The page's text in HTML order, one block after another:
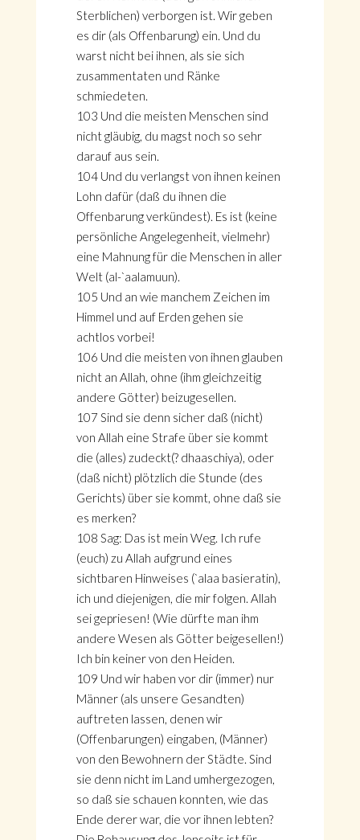
Sterblichen) verborgen ist. Wir geben
es dir (als Offenbarung) ein. Und du
warst nicht bei ihnen, als sie sich
zusammentaten und Ränke
schmiedeten.
103 Und die meisten Menschen sind
nicht gläubig, du magst noch so sehr
darauf aus sein.
104 Und du verlangst von ihnen keinen
Lohn dafür (daß du ihnen die
Offenbarung verkündest). Es ist (keine
persönliche Angelegenheit, vielmehr)
eine Mahnung für die Menschen in aller
Welt (al-`aalamuun).
105 Und an wie manchem Zeichen im
Himmel und auf Erden gehen sie
achtlos vorbei!
106 Und die meisten von ihnen glauben
nicht an Allah, ohne (ihm gleichzeitig
andere Götter) beizugesellen.
107 Sind sie denn sicher daß (nicht)
von Allah eine Strafe über sie kommt
die (alles) zudeckt(? dhaaschiya), oder
(daß nicht) plötzlich die Stunde (des
Gerichts) über sie kommt, ohne daß sie
es merken?
108 Sag: Das ist mein Weg. Ich rufe
(euch) zu Allah aufgrund eines
sichtbaren Hinweises (`alaa basieratin),
ich und diejenigen, die mir folgen. Allah
sei gepriesen! (Wie dürfte man ihm
andere Wesen als Götter beigesellen!)
Ich bin keiner von den Heiden.
109 Und wir haben vor dir (immer) nur
Männer (als unsere Gesandten)
auftreten lassen, denen wir
(Offenbarungen) eingaben, (Männer)
von den Bewohnern der Städte. Sind
sie denn nicht im Land umhergezogen,
so daß sie schauen konnten, wie das
Ende derer war, die vor ihnen lebten?